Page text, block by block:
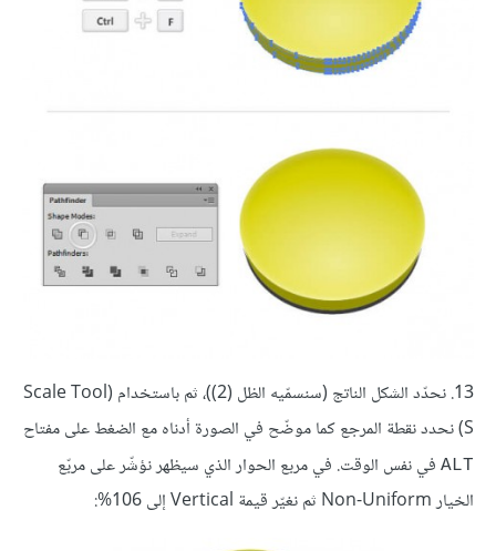
13. نحدّد الشكل الناتج (سنسمّيه الظل (2))، ثم باستخدام (Scale Tool
(S نحدد نقطة المرجع كما موضّح في الصورة أدناه مع الضغط على مفتاح
ALT في نفس الوقت. في مربع الحوار الذي سيظهر نؤشّر على مربّع
الخيار Non-Uniform ثم نغيّر قيمة Vertical إلى 106%: